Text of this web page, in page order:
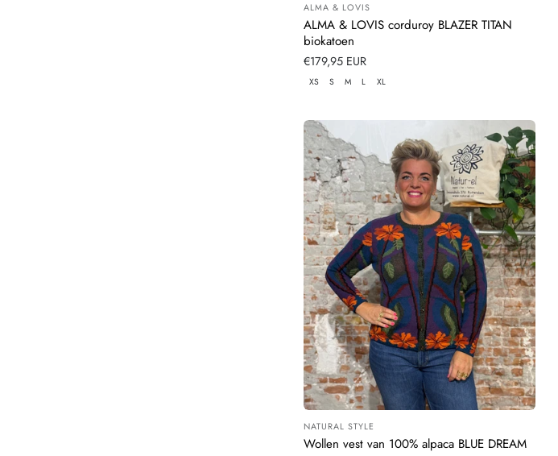
Leverancier:
ALMA & LOVIS
ALMA & LOVIS corduroy BLAZER TITAN
biokatoen
Normale
prijs
€179,95 EUR
XS S M L XL
Leverancier:
NATURAL STYLE
Wollen vest van 100% alpaca BLUE DREAM